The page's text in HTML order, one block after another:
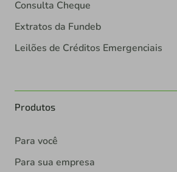
Consulta Cheque
Extratos da Fundeb
Leilões de Créditos Emergenciais
Produtos
Para você
Para sua empresa